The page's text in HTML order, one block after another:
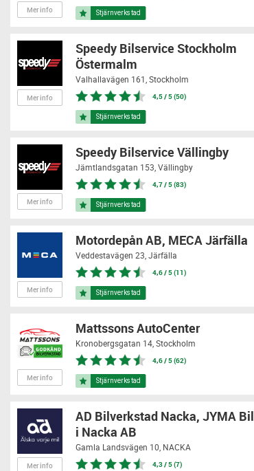
Mer info
Mer info
Speedy Bilservice Stockholm
Östermalm
Valhallavägen 161, Stockholm
4,5 / 5 (50)
Mer info
Speedy Bilservice Vällingby
Jämtlandsgatan 153, Vällingby
4,7 / 5 (83)
Mer info
Motordepån AB, MECA Järfälla
Veddestavägen 23, Järfälla
4,6 / 5 (11)
Mer info
Mattssons AutoCenter
Kronobergsgatan 14, Stockholm
4,6 / 5 (62)
Mer info
AD Bilverkstad Nacka, JYMA Bil
i Nacka AB
Gamla Landsvägen 10, NACKA
4,3 / 5 (7)